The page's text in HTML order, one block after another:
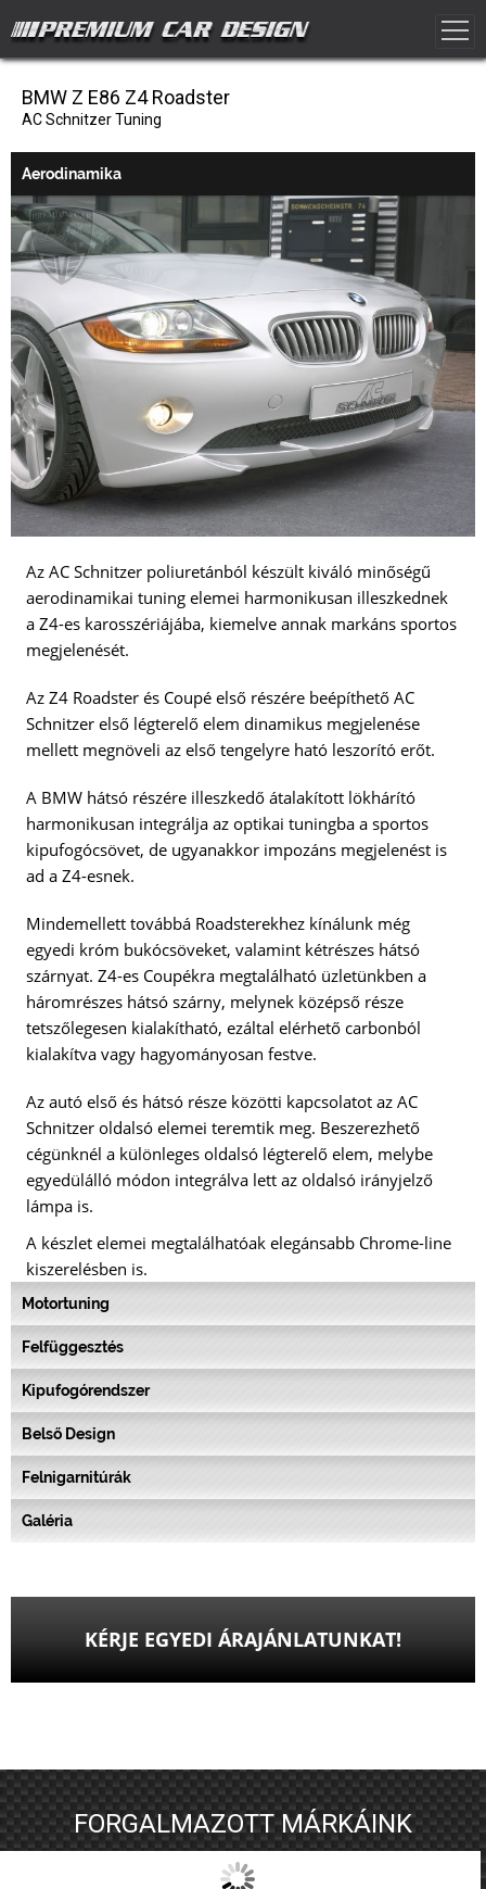
BMW Z E86 Z4 Roadster
AC Schnitzer Tuning
Aerodinamika
Az AC Schnitzer poliuretánból készült kiváló minőségű
aerodinamikai tuning elemei harmonikusan illeszkednek
a Z4-es karosszériájába, kiemelve annak markáns sportos
megjelenését.
Az Z4 Roadster és Coupé első részére beépíthető AC
Schnitzer első légterelő elem dinamikus megjelenése
mellett megnöveli az első tengelyre ható leszorító erőt.
A BMW hátsó részére illeszkedő átalakított lökhárító
harmonikusan integrálja az optikai tuningba a sportos
kipufogócsövet, de ugyanakkor impozáns megjelenést is
ad a Z4-esnek.
Mindemellett továbbá Roadsterekhez kínálunk még
egyedi króm bukócsöveket, valamint kétrészes hátsó
szárnyat. Z4-es Coupékra megtalálható üzletünkben a
háromrészes hátsó szárny, melynek középső része
tetszőlegesen kialakítható, ezáltal elérhető carbonból
kialakítva vagy hagyományosan festve.
Az autó első és hátsó része közötti kapcsolatot az AC
Schnitzer oldalsó elemei teremtik meg. Beszerezhető
cégünknél a különleges oldalsó légterelő elem, melybe
egyedülálló módon integrálva lett az oldalsó irányjelző
lámpa is.
A készlet elemei megtalálhatóak elegánsabb Chrome-line
kiszerelésben is.
Motortuning
Felfüggesztés
Kipufogórendszer
Belső Design
Felnigarnitúrák
Galéria
KÉRJE EGYEDI ÁRAJÁNLATUNKAT!
FORGALMAZOTT MÁRKÁINK